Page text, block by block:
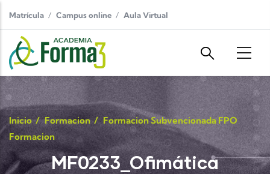
Matrícula Campus online Aula Virtual
Inicio/ Formacion / Formacion Subvencionada FPO
Formacion
MF0233_Ofimática